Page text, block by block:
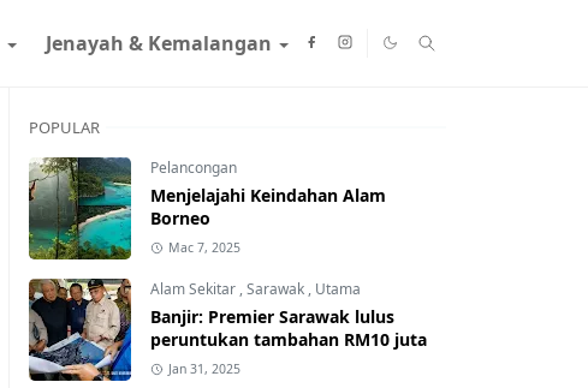
Jenayah & Kemalangan
POPULAR
Pelancongan
Menjelajahi Keindahan Alam
Borneo
Mac 7, 2025
Alam Sekitar ,Sarawak , Utama
Banjir: Premier Sarawak lulus
peruntukan tambahan RM10 juta
Jan 31, 2025